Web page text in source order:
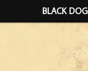
BLACK DOG